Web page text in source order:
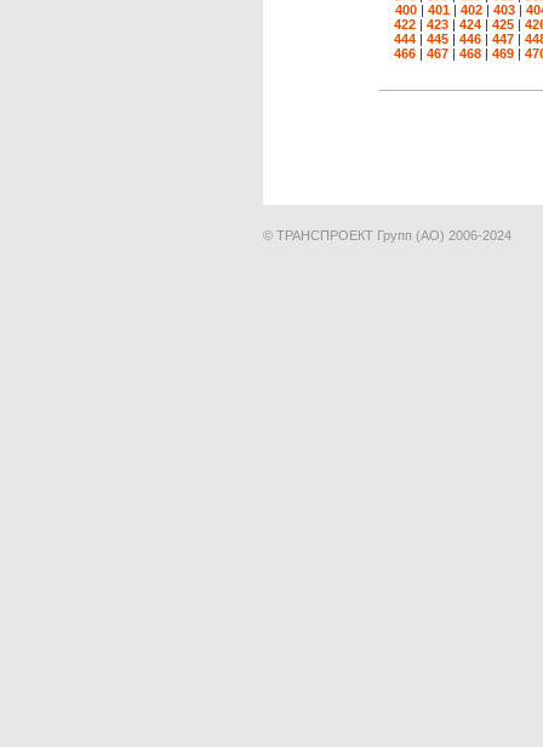
400 | 401 | 402 | 403 |
422 | 423 | 424 | 425 |
444 | 445 | 446 | 447 |
466 | 467 | 468 | 469 |
© ТРАНСПРОЕКТ Групп (АО) 2006-2024